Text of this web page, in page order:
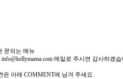
문의는 메뉴
info@kellymama.com 메일로 주시면 감사하겠습
은 아래 COMMENT에 남겨 주세요.